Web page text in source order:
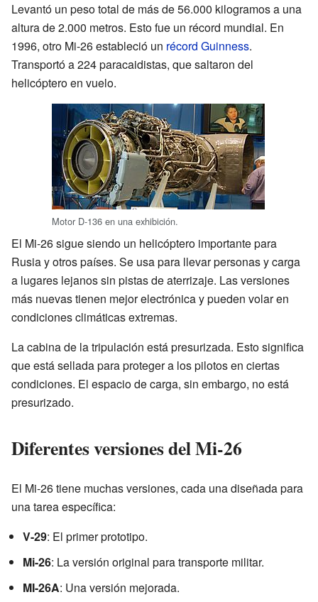
Levantó un peso total de más de 56.000 kilogramos a una
altura de 2.000 metros. Esto fue un récord mundial. En
1996, otro Mi-26 estableció un récord Guinness.
Transportó a 224 paracaidistas, que saltaron del
helicóptero en vuelo.
Motor D-136 en una exhibición.
El Mi-26 sigue siendo un helicóptero importante para
Rusia y otros países. Se usa para llevar personas y carga
a lugares lejanos sin pistas de aterrizaje. Las versiones
más nuevas tienen mejor electrónica y pueden volar en
condiciones climáticas extremas.
La cabina de la tripulación está presurizada. Esto significa
que está sellada para proteger a los pilotos en ciertas
condiciones. El espacio de carga, sin embargo, no está
presurizado.
Diferentes versiones del Mi-26
El Mi-26 tiene muchas versiones, cada una diseñada para
una tarea específica:
V-29: El primer prototipo.
Mi-26: La versión original para transporte militar.
MI-26A: Una versión mejorada.